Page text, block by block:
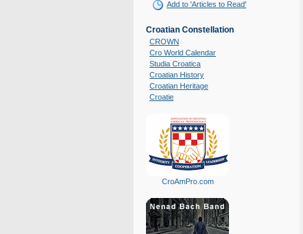
Add to 'Articles to Read'
Croatian Constellation
CROWN
Cro World Calendar
Studia Croatica
Croatian History
Croatian Heritage
Croatie
CroAmPro.com